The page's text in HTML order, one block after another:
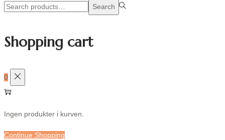
Search
Search
Shopping cart
0
Ingen produkter i kurven.
Continue Shopping